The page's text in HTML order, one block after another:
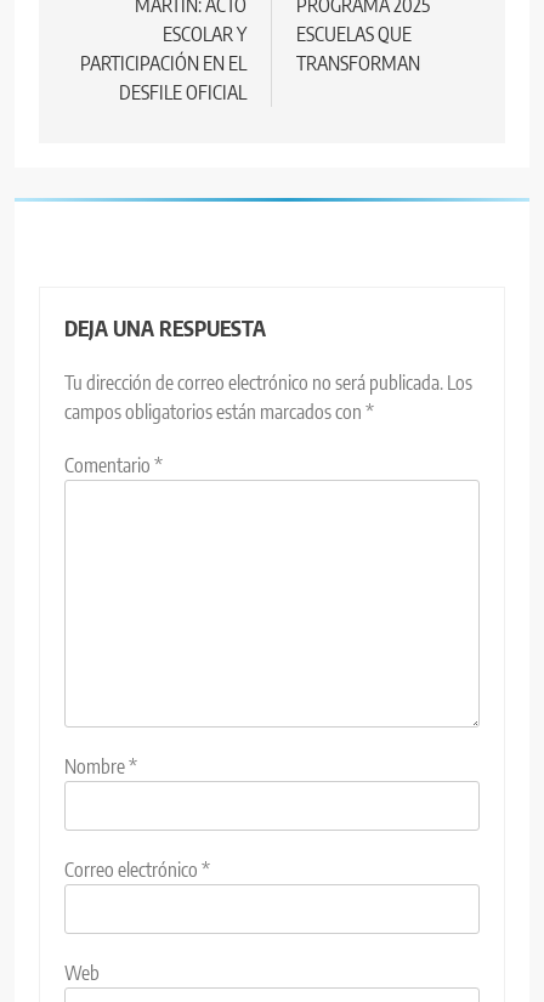
entradasESCOLAR Y
PARTICIPACIÓN EN EL
DESFILE OFICIAL
ESCUELAS QUE
TRANSFORMAN
DEJA UNA RESPUESTA
Tu dirección de correo electrónico no será publicada. Los
campos obligatorios están marcados con *
Comentario *
Nombre*
Correo electrónico *
Web